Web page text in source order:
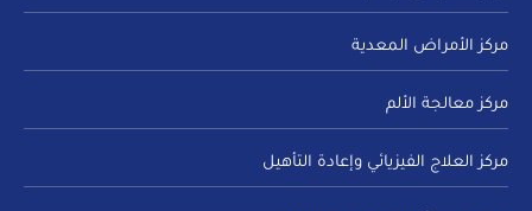
مركز الأمراض المعدية
مركز معالجة الألم
مركز العلاج الفيزيائي وإعادة التأهيل